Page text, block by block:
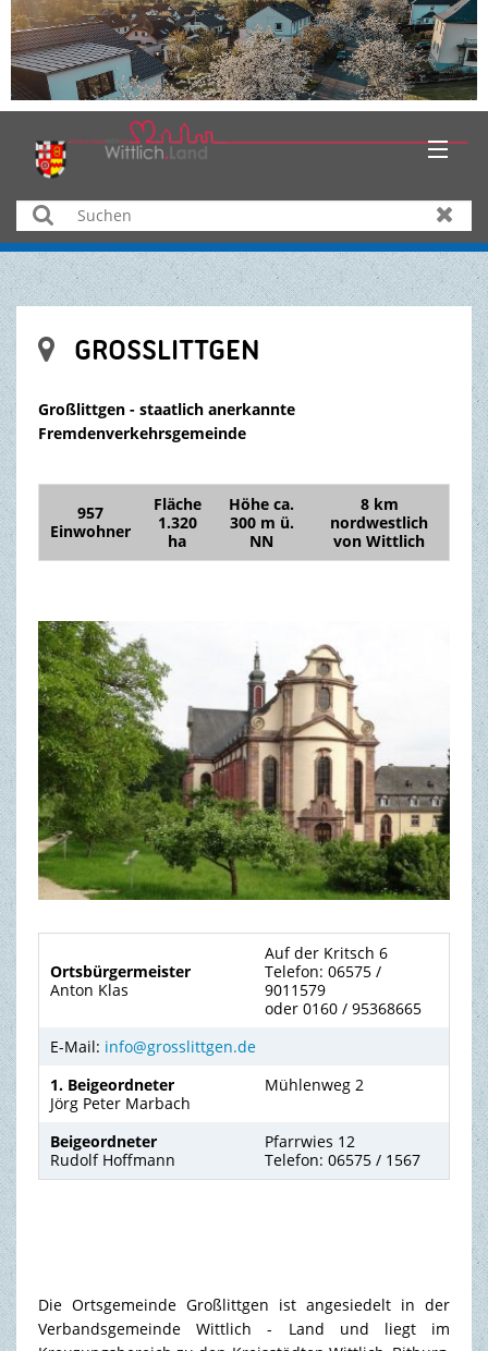
HOME
AKTUELLES
WIRTSCHAFT
BILDUNG & KULTUR
TOURISMUS & FREIZEIT
Suchen
 GROSSLITTGEN
Großlittgen - staatlich anerkannte
Fremdenverkehrsgemeinde
957
Einwohner
Fläche
1.320
ha
Höhe ca.
300 m ü.
NN
8 km
nordwestlich
von Wittlich
Ortsbürgermeister
Anton Klas
Auf der Kritsch 6
Telefon: 06575 /
9011579
oder 0160 / 95368665
E-Mail: info@grosslittgen.de
1. Beigeordneter
Jörg Peter Marbach
Mühlenweg 2
Beigeordneter
Rudolf Hoffmann
Pfarrwies 12
Telefon: 06575 / 1567
Die Ortsgemeinde Großlittgen ist angesiedelt in der
Verbandsgemeinde Wittlich - Land und liegt im